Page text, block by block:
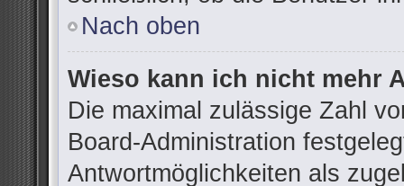
Nach oben
Wieso kann ich nicht mehr
Die maximal zulässige Zahl
Board-Administration
Antwortmöglichkeiten als